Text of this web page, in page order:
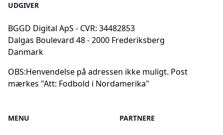
UDGIVER
BGGD Digital ApS - CVR: 34482853
Dalgas Boulevard 48 - 2000 Frederiksberg
Danmark
OBS:Henvendelse på adressen ikke muligt. Post
mærkes "Att: Fodbold i Nordamerika"
MENU PARTNERE